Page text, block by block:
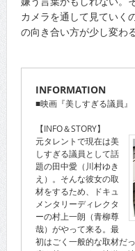
カメラを通して見ていく
の向き合い方が少し変わ
INFORMATION
■映画『美しすぎる議員』
【INFO＆STORY】
元タレントで現在は美
しすぎる議員として話
題の田中愛（川村ゆき
え）。そんな彼女の取
材をするため、ドキュ
メンタリーディレクタ
ーの村上一朗（青柳尊
哉）がやって来る。最
初はごく一般的な取材だ